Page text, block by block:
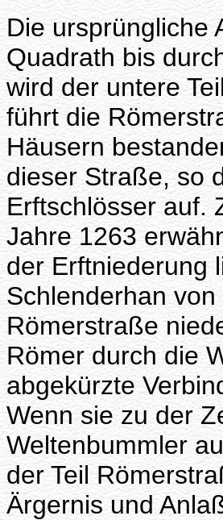
Die ursprüngliche
Quadrath bis
wird der untere
führt die
Häusern
dieser Straße, so
Erftschlösser auf.
Jahre 1263
der Erftniederung
Schlenderhan
Römerstraße
Römer durch die
abgekürzte
Wenn sie zu der
Weltenbummler
der Teil
Ärgernis und